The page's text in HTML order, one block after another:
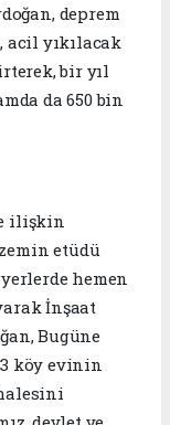
deprem
acil yıkılacak
bir yıl
da 650 bin
ilişkin
etüdü
hemen
İnşaat
Bugüne
köy evinin